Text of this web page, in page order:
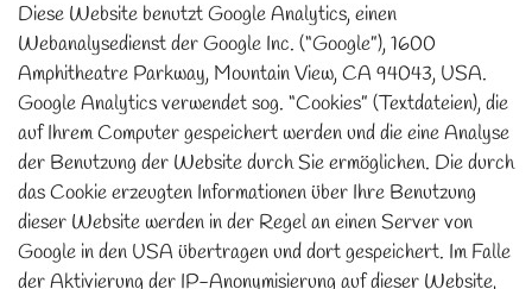
Diese Website benutzt Google Analytics, einen
Webanalysedienst der Google Inc. (“Google”), 1600
Amphitheatre Parkway, Mountain View, CA 94043, USA.
Google Analytics verwendet sog. “Cookies” (Textdateien), die
auf Ihrem Computer gespeichert werden und die eine Analyse
der Benutzung der Website durch Sie ermöglichen. Die durch
das Cookie erzeugten Informationen über Ihre Benutzung
dieser Website werden in der Regel an einen Server von
Google in den USA übertragen und dort gespeichert. Im Falle
der Aktivierung der IP-Anonymisierung auf dieser Website,